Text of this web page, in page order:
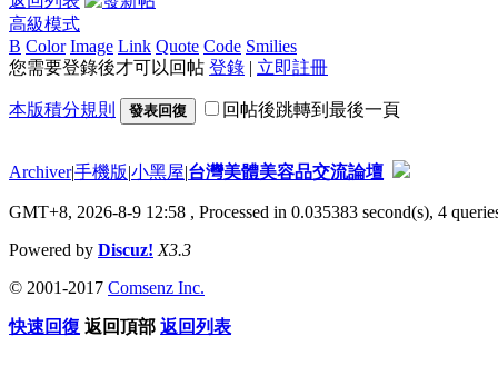
高級模式
B Color Image Link Quote Code Smilies
您需要登錄後才可以回帖 登錄 | 立即註冊
本版積分規則 發表回復 回帖後跳轉到最後一頁
Archiver|手機版|小黑屋|台灣美體美容品交流論壇
GMT+8, 2026-8-9 12:58 , Processed in 0.035383 second(s), 4
Powered by Discuz! X3.3
© 2001-2017 Comsenz Inc.
快速回復 返回頂部 返回列表